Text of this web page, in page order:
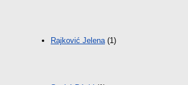
Rajković Jelena (1)